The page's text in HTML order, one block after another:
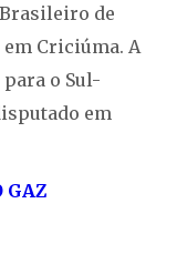
de
em Criciúma. A
o Sul-
em
GAZ